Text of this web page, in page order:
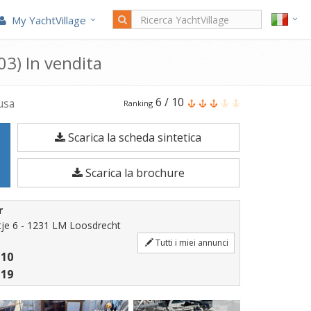
My YachtVillage
In vendita
Il
Grand
Banks
46
Europa
è
Barca
Ranking 6 / 10
Scarica la scheda sintetica
Scarica la brochure
6 - 1231 LM Loosdrecht
Tutti i miei annunci